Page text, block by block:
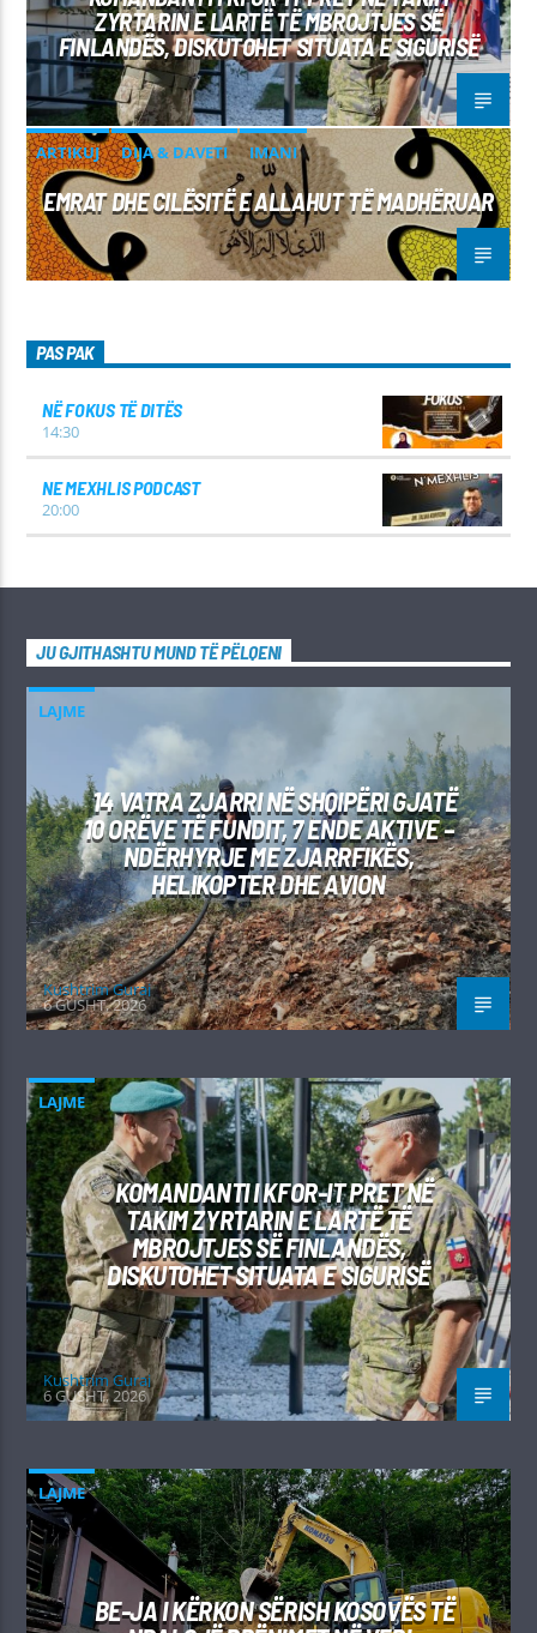
ZYRTARIN E LARTË TË MBROJTJES SË
FINLANDËS, DISKUTOHET SITUATA E SIGURISË
ARTIKUJ DIJA & DAVETI IMANI
EMRAT DHE CILËSITË E ALLAHUT TË MADHËRUAR
PAS PAK
NË FOKUS TË DITËS
14:30
NE MEXHLIS PODCAST
20:00
JU GJITHASHTU MUND TË PËLQENI
LAJME
14 VATRA ZJARRI NË SHQIPËRI GJATË
10 ORËVE TË FUNDIT, 7 ENDE AKTIVE –
NDËRHYRJE ME ZJARRFIKËS,
HELIKOPTER DHE AVION
Kushtrim Guraj
6 GUSHT, 2026
LAJME
KOMANDANTI I KFOR-IT PRET NË
TAKIM ZYRTARIN E LARTË TË
MBROJTJES SË FINLANDËS,
DISKUTOHET SITUATA E SIGURISË
Kushtrim Guraj
6 GUSHT, 2026
LAJME
BE-JA I KËRKON SËRISH KOSOVËS TË